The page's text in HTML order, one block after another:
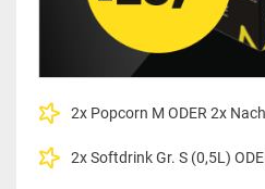
2x Popcorn M ODER 2x
2x Softdrink Gr. S (0,5L)